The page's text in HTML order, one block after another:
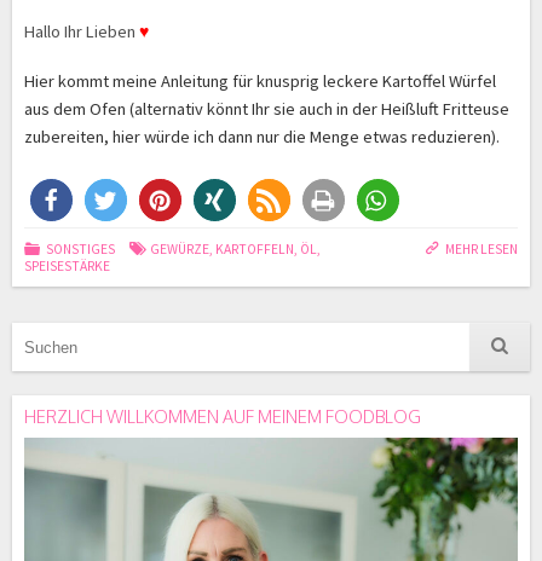
Hallo Ihr Lieben ♥
Hier kommt meine Anleitung für knusprig leckere Kartoffel Würfel
aus dem Ofen (alternativ könnt Ihr sie auch in der Heißluft Fritteuse
zubereiten, hier würde ich dann nur die Menge etwas reduzieren).
MEHR LESEN
SONSTIGES GEWÜRZE, KARTOFFELN, ÖL,
SPEISESTÄRKE
HERZLICH WILLKOMMEN AUF MEINEM FOODBLOG